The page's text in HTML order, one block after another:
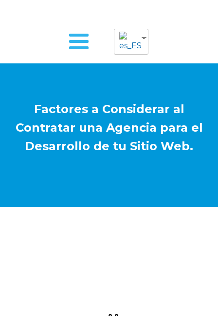
Factores a Considerar al
Contratar una Agencia para el
Desarrollo de tu Sitio Web.